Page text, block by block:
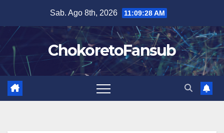
contenuto
Sab. Ago 8th, 2026 11:09:29 AM
ChokoretoFansub